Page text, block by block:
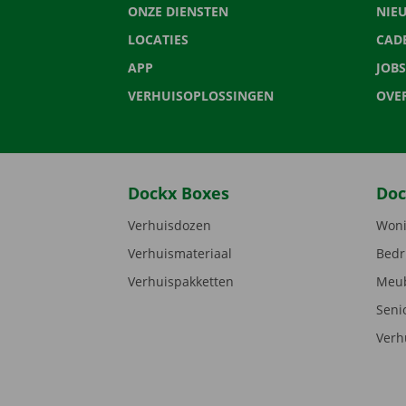
ONZE DIENSTEN
LOCATIES
APP
VERHUISOPLOSSINGEN
JOBS
Dockx Boxes
Verhuisdozen
Verhuismateriaal
Verhuispakketten